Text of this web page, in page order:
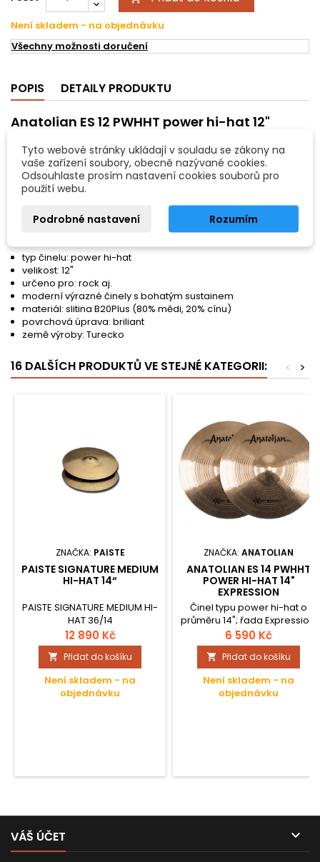
Není skladem - na objednávku
Všechny možnosti doručení
POPIS DETAILY PRODUKTU
Anatolian ES 12 PWHHT power hi-hat 12"
Klasické turecké činely broušené, bez vrchního laku. Zvuk je
frekvenčně i sustainově velmi plný, převládá přitom vřelost a
jemnější barevné odstíny především ve výškách. Vhodné pro
všechny styly hraní, zejména však tyto činely ocení hráči s
potřebami moderně důrazného, přitom ale dostatečně
senzitivního a dynamického nástroje.
typ činelu: power hi-hat
velikost: 12"
určeno pro: rock aj.
moderní výrazné činely s bohatým sustainem
materiál: slitina B20Plus (80% mědi, 20% cínu)
povrchová úprava: briliant
země výroby: Turecko
16 DALŠÍCH PRODUKTŮ VE STEJNÉ KATEGORII: >
<
ZNAČKA: PAISTE
PAISTE SIGNATURE MEDIUM
HI-HAT 14“
PAISTE SIGNATURE MEDIUM HI-
HAT 36/14
12 890 Kč
 Přidat do košíku
Není skladem - na
objednávku
ZNAČKA: ANATOLIAN
ANATOLIAN ES 14 PWHHT
POWER HI-HAT 14"
EXPRESSION
Činel typu power hi-hat o
průměru 14"; řada Expression;
materiál: slitina B20 Plus.
6 590 Kč
 Přidat do košíku
Není skladem - na
objednávku
VÁŠ ÚČET 
Tyto webové stránky ukládají v souladu se zákony na
vaše zařízení soubory, obecně nazývané cookies.
Odsouhlaste prosím nastavení cookies souborů pro
použití webu.
Podrobné nastavení Rozumím